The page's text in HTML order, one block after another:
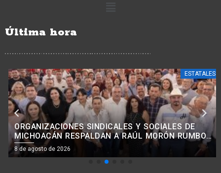
Última hora
ESTATALES
ORGANIZACIONES SINDICALES Y SOCIALES DE
MICHOACÁN RESPALDAN A RAÚL MORÓN RUMBO
AL 2027
8 de agosto de 2026